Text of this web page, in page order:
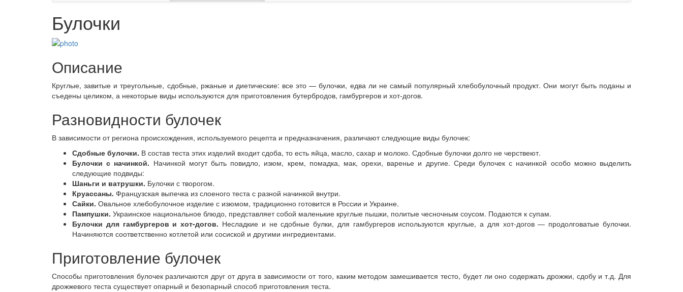
Булочки
Описание
Круглые, завитые и треугольные, сдобные, ржаные и диетические: все это — булочки, едва ли не самый популярный хлебобулочный продукт. Они могут быть поданы и
съедены целиком, а некоторые виды используются для приготовления бутербродов, гамбургеров и хот-догов.
Разновидности булочек
В зависимости от региона происхождения, используемого рецепта и предназначения, различают следующие виды булочек:
Сдобные булочки. В состав теста этих изделий входит сдоба, то есть яйца, масло, сахар и молоко. Сдобные булочки долго не черствеют.
Булочки с начинкой. Начинкой могут быть повидло, изюм, крем, помадка, мак, орехи, варенье и другие. Среди булочек с начинкой особо можно выделить
следующие подвиды:
Шаньги и ватрушки. Булочки с творогом.
Круассаны. Французская выпечка из слоеного теста с разной начинкой внутри.
Сайки. Овальное хлебобулочное изделие с изюмом, традиционно готовится в России и Украине.
Пампушки. Украинское национальное блюдо, представляет собой маленькие круглые пышки, политые чесночным соусом. Подаются к супам.
Булочки для гамбургеров и хот-догов. Несладкие и не сдобные булки, для гамбургеров используются круглые, а для хот-догов — продолговатые булочки.
Начиняются соответственно котлетой или сосиской и другими ингредиентами.
Приготовление булочек
Способы приготовления булочек различаются друг от друга в зависимости от того, каким методом замешивается тесто, будет ли оно содержать дрожжи, сдобу и т.д. Для
дрожжевого теста существует опарный и безопарный способ приготовления теста.